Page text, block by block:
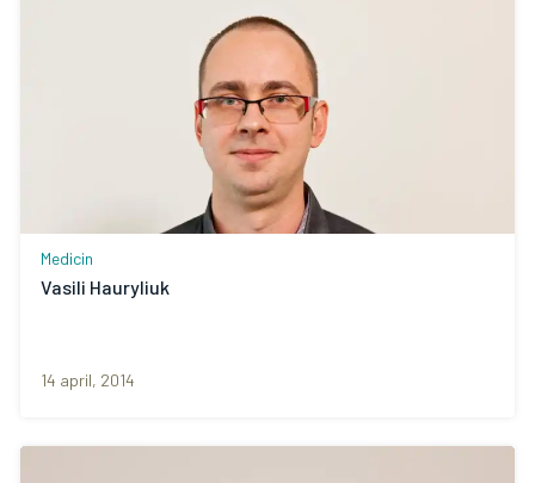
Medicin
Vasili Hauryliuk
14 april, 2014